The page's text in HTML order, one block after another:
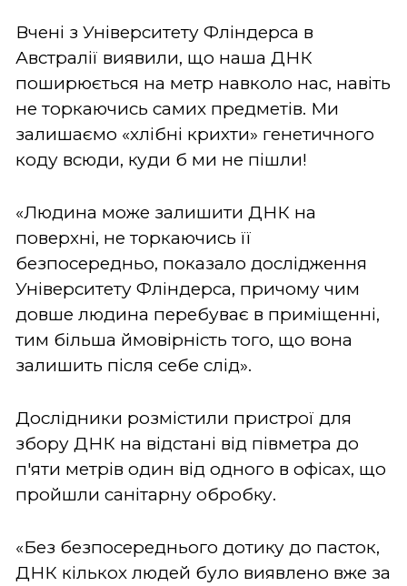
Вчені з Університету Фліндерса в
Австралії виявили, що наша ДНК
поширюється на метр навколо нас, навіть
не торкаючись самих предметів. Ми
залишаємо «хлібні крихти» генетичного
коду всюди, куди б ми не пішли!
«Людина може залишити ДНК на
поверхні, не торкаючись її
безпосередньо, показало дослідження
Університету Фліндерса, причому чим
довше людина перебуває в приміщенні,
тим більша ймовірність того, що вона
залишить після себе слід».
Дослідники розмістили пристрої для
збору ДНК на відстані від півметра до
п'яти метрів один від одного в офісах, що
пройшли санітарну обробку.
«Без безпосереднього дотику до пасток,
ДНК кількох людей було виявлено вже за